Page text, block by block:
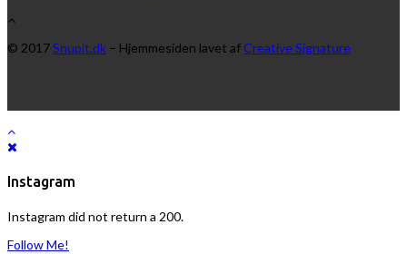
© 2017Snupit.dk – Hjemmesiden lavet afCreative Signature
Instagram
Instagram did not return a 200.
Follow Me!